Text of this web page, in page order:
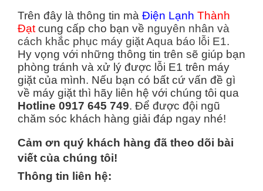
Trên đây là thông tin mà Điện Lạnh Thành
Đạt cung cấp cho bạn về nguyên nhân và
cách khắc phục máy giặt Aqua báo lỗi E1.
Hy vọng với những thông tin trên sẽ giúp bạn
phòng tránh và xử lý được lỗi E1 trên máy
giặt của mình. Nếu bạn có bất cứ vấn đề gì
về máy giặt thì hãy liên hệ với chúng tôi qua
Hotline 0917 645 749. Để được đội ngũ
chăm sóc khách hàng giải đáp ngay nhé!
Cảm ơn quý khách hàng đã theo dõi bài
viết của chúng tôi!
Thông tin liên hệ: